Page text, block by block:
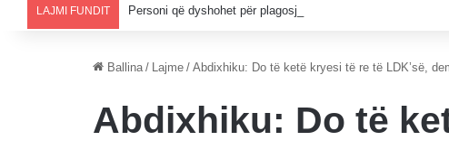
LAJMI FUNDIT Personi që dyshohet për plagosjen në Banjë të Istogut është
Ballina / Lajme / Abdixhiku: Do të ketë kryesi të re të LDK’së,
Abdixhiku: Do të